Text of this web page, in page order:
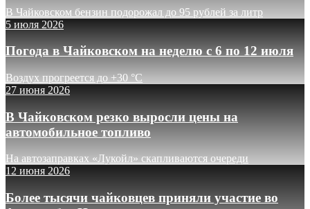
В Чайковском бензин подорожал до 95 рублей за литр
5 июля 2026
Погода в Чайковском на неделю с 6 по 12 июля
Воздух прогреется до +30 °C
27 июня 2026
В Чайковском резко выросли цены на
автомобильное топливо
На автозаправках «Лукойл» скапливаются очереди
12 июня 2026
Более тысячи чайковцев приняли участие во